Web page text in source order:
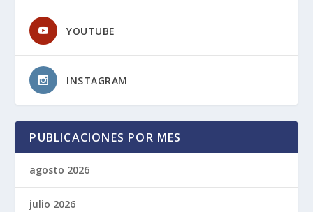
YOUTUBE
INSTAGRAM
PUBLICACIONES POR MES
agosto 2026
julio 2026